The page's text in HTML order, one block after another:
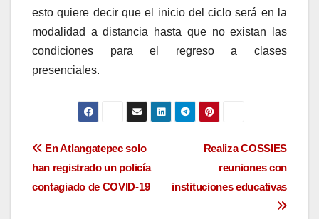
esto quiere decir que el inicio del ciclo será en la
modalidad a distancia hasta que no existan las
condiciones para el regreso a clases
presenciales.
Navegación
de
Realiza COSSIES
reuniones con
instituciones educativas
En Atlangatepec solo
han registrado un policía
contagiado de COVID-19